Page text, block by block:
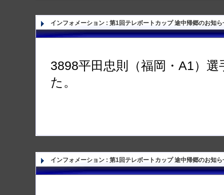
インフォメーション : 第1回テレボートカップ 途中帰郷のお知ら
3898平田忠則（福岡・A1）
た。
インフォメーション : 第1回テレボートカップ 途中帰郷のお知ら